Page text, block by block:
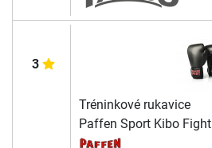
3
Tréninkové rukavice
Paffen Sport Kibo Fight